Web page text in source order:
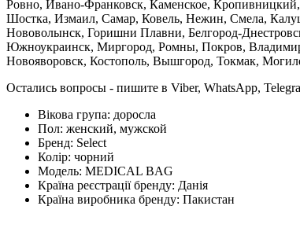
Ровно, Ивано-Франковск, Каменское,
Шостка, Измаил, Самар, Ковель, Нежин, Смела,
Нововолынск, Горишни Плавни, Белгород-
Южноукраинск, Миргород, Ромны, Покров,
Новояворовск, Костополь, Вышгород, Токмак,
Остались вопросы - пишите в Viber, WhatsApp,
Вікова група: доросла
Пол: женский, мужской
Бренд: Select
Колір: чорний
Модель: MEDICAL BAG
Країна реєстрації бренду: Данія
Країна виробника бренду: Пакистан